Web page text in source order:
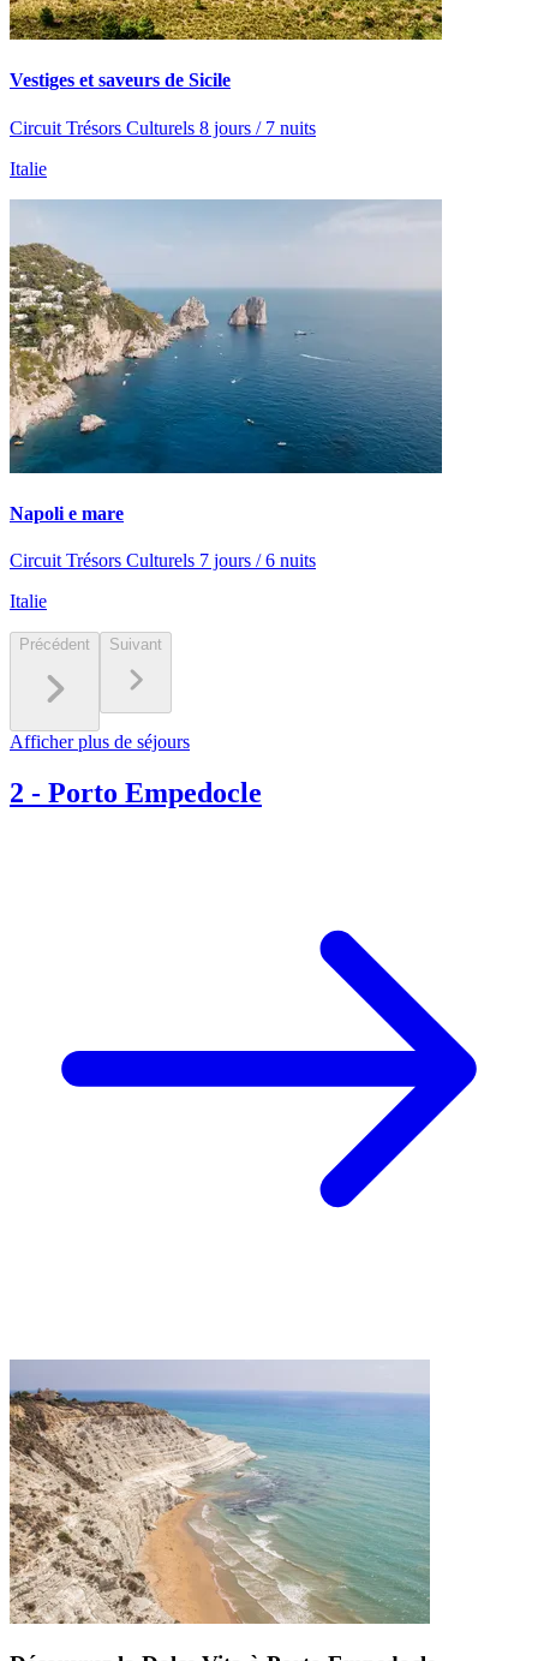
Vestiges et saveurs de Sicile
Circuit Trésors Culturels 8 jours / 7 nuits
Italie
Napoli e mare
Circuit Trésors Culturels 7 jours / 6 nuits
Italie
Précédent Suivant
Afficher plus de séjours
2 - Porto Empedocle